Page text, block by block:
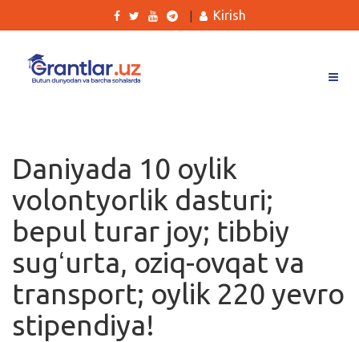
Ishlar
Kurslar
Blog
Yana
Kirish
Daniyada 10 oylik
volontyorlik dasturi;
bepul turar joy; tibbiy
sugʻurta, oziq-ovqat va
transport; oylik 220 yevro
stipendiya!